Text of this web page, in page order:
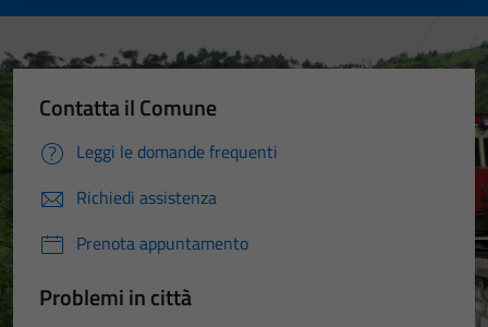
Contatta il Comune
Leggi le domande frequenti
Richiedi assistenza
Prenota appuntamento
Problemi in città